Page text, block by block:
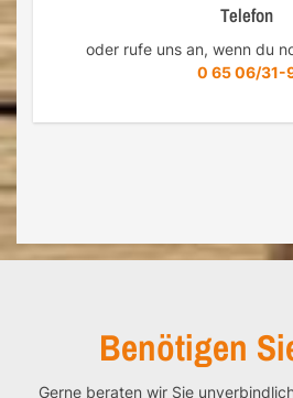
Telefon
oder rufe uns an, wenn du
0 65 06/31-
Benötigen
Gerne beraten wir Sie